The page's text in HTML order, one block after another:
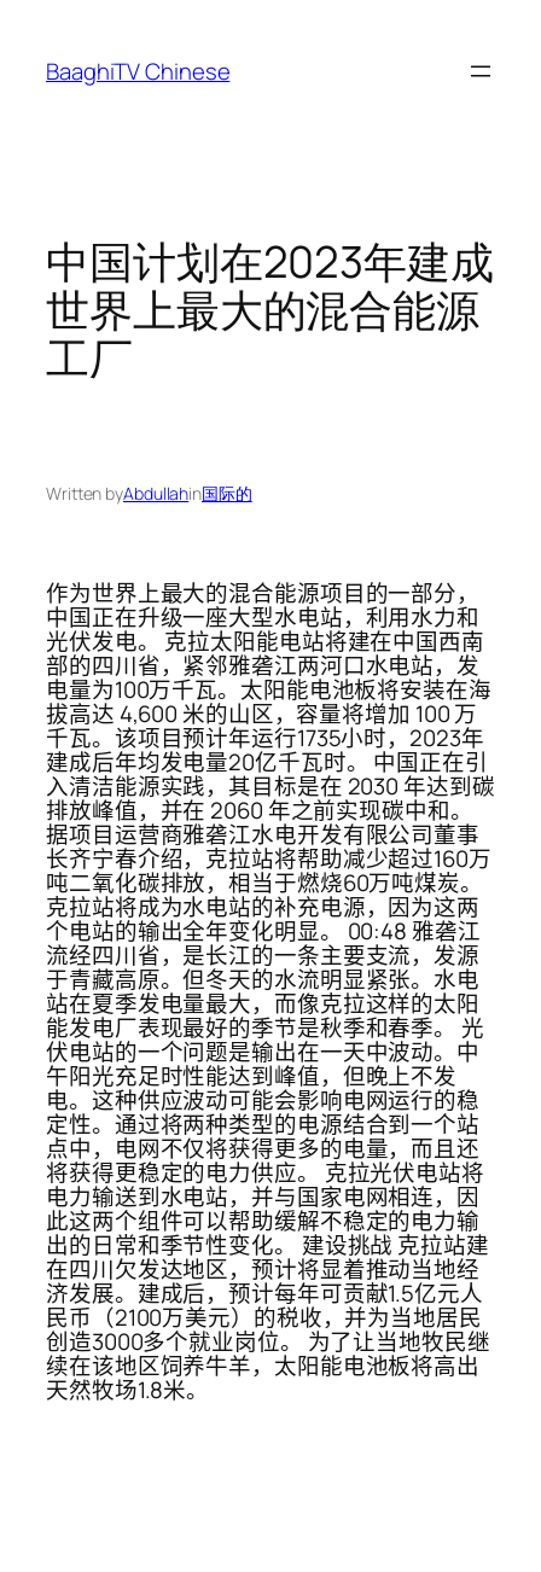
content
BaaghiTV Chinese
中国计划在2023年建成
世界上最大的混合能源
工厂
Written byAbdullahin国际的
作为世界上最大的混合能源项目的一部分，
中国正在升级一座大型水电站，利用水力和
光伏发电。 克拉太阳能电站将建在中国西南
部的四川省，紧邻雅砻江两河口水电站，发
电量为100万千瓦。太阳能电池板将安装在海
拔高达 4,600 米的山区，容量将增加 100 万
千瓦。该项目预计年运行1735小时，2023年
建成后年均发电量20亿千瓦时。 中国正在引
入清洁能源实践，其目标是在 2030 年达到碳
排放峰值，并在 2060 年之前实现碳中和。
据项目运营商雅砻江水电开发有限公司董事
长齐宁春介绍，克拉站将帮助减少超过160万
吨二氧化碳排放，相当于燃烧60万吨煤炭。
克拉站将成为水电站的补充电源，因为这两
个电站的输出全年变化明显。 00:48 雅砻江
流经四川省，是长江的一条主要支流，发源
于青藏高原。但冬天的水流明显紧张。水电
站在夏季发电量最大，而像克拉这样的太阳
能发电厂表现最好的季节是秋季和春季。 光
伏电站的一个问题是输出在一天中波动。中
午阳光充足时性能达到峰值，但晚上不发
电。这种供应波动可能会影响电网运行的稳
定性。通过将两种类型的电源结合到一个站
点中，电网不仅将获得更多的电量，而且还
将获得更稳定的电力供应。 克拉光伏电站将
电力输送到水电站，并与国家电网相连，因
此这两个组件可以帮助缓解不稳定的电力输
出的日常和季节性变化。 建设挑战 克拉站建
在四川欠发达地区，预计将显着推动当地经
济发展。建成后，预计每年可贡献1.5亿元人
民币（2100万美元）的税收，并为当地居民
创造3000多个就业岗位。 为了让当地牧民继
续在该地区饲养牛羊，太阳能电池板将高出
天然牧场1.8米。